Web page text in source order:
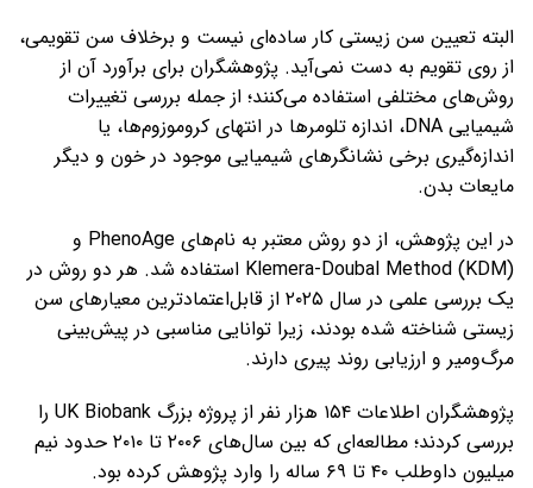
البته تعیین سن زیستی کار ساده‌ای نیست و برخلاف سن تقویمی،
از روی تقویم به دست نمی‌آید. پژوهشگران برای برآورد آن از
روش‌های مختلفی استفاده می‌کنند؛ از جمله بررسی تغییرات
شیمیایی DNA، اندازه تلومرها در انتهای کروموزوم‌ها، یا
اندازه‌گیری برخی نشانگرهای شیمیایی موجود در خون و دیگر
مایعات بدن.
در این پژوهش، از دو روش معتبر به نام‌های PhenoAge و
Klemera-Doubal Method (KDM) استفاده شد. هر دو روش در
یک بررسی علمی در سال ۲۰۲۵ از قابل‌اعتمادترین معیارهای سن
زیستی شناخته شده بودند، زیرا توانایی مناسبی در پیش‌بینی
مرگ‌ومیر و ارزیابی روند پیری دارند.
پژوهشگران اطلاعات ۱۵۴ هزار نفر از پروژه بزرگ UK Biobank را
بررسی کردند؛ مطالعه‌ای که بین سال‌های ۲۰۰۶ تا ۲۰۱۰ حدود نیم
میلیون داوطلب ۴۰ تا ۶۹ ساله را وارد پژوهش کرده بود.